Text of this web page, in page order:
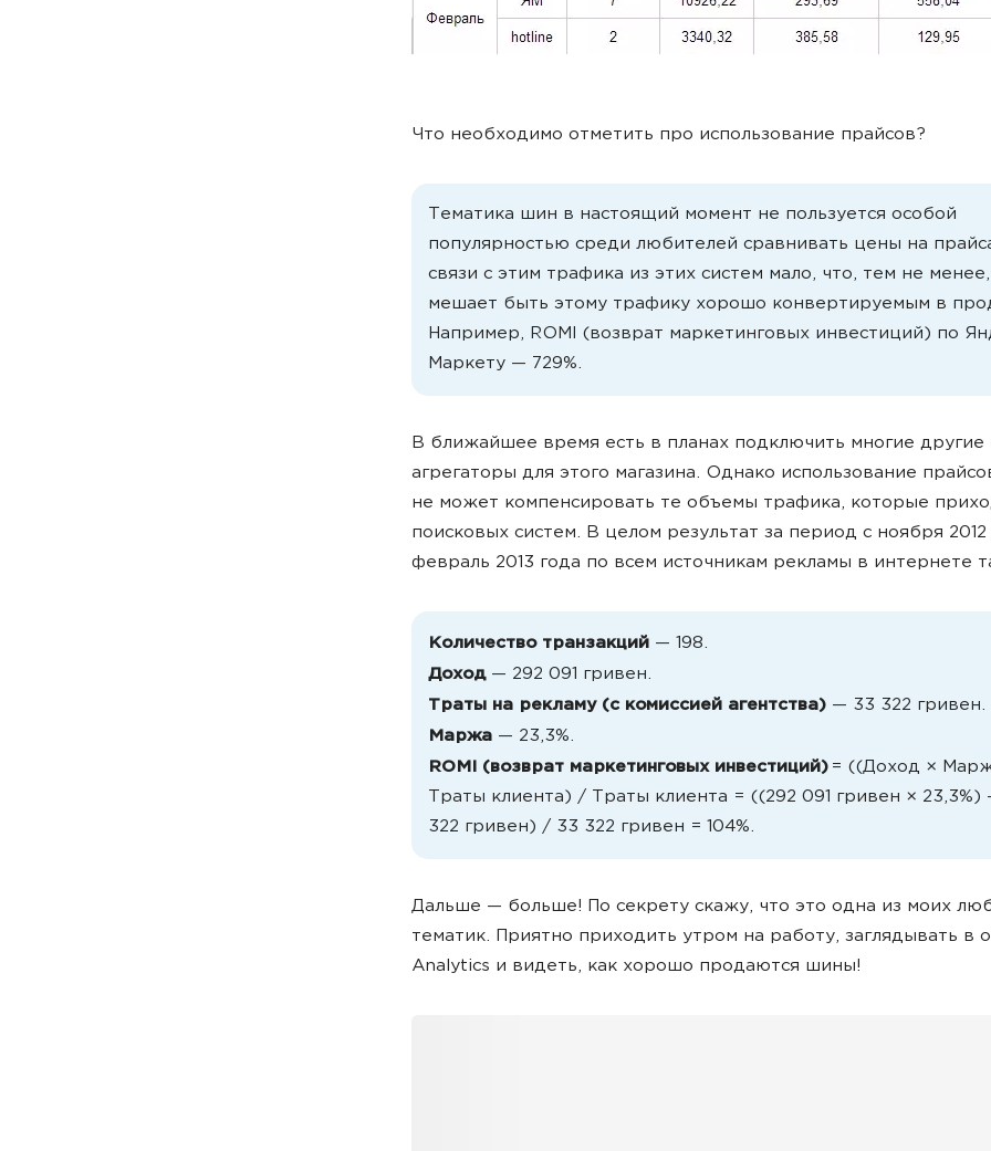
Что необходимо отметить про использование прайсов?
Тематика шин в настоящий момент не пользуется особой
популярностью среди любителей сравнивать цены на
связи с этим трафика из этих систем мало, что, тем не
мешает быть этому трафику хорошо конвертируемым в
Например, ROMI (возврат маркетинговых инвестиций) по
Маркету — 729%.
В ближайшее время есть в планах подключить многие другие
агрегаторы для этого магазина. Однако использование
не может компенсировать те объемы трафика, которые
поисковых систем. В целом результат за период с ноября 2012
февраль 2013 года по всем источникам рекламы в интернете
Количество транзакций — 198.
Доход— 292 091 гривен.
Траты на рекламу (с комиссией агентства) — 33 322 гривен.
Маржа — 23,3%.
ROMI (возврат маркетинговых инвестиций) = ((Доход ×
Траты клиента) / Траты клиента = ((292 091 гривен × 23,3%)
322 гривен) / 33 322 гривен = 104%.
Дальше — больше! По секрету скажу, что это одна из моих
тематик. Приятно приходить утром на работу, заглядывать в
Analytics и видеть, как хорошо продаются шины!